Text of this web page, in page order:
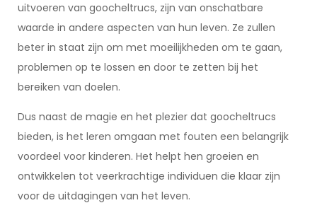
uitvoeren van goocheltrucs, zijn van onschatbare
waarde in andere aspecten van hun leven. Ze zullen
beter in staat zijn om met moeilijkheden om te gaan,
problemen op te lossen en door te zetten bij het
bereiken van doelen.
Dus naast de magie en het plezier dat goocheltrucs
bieden, is het leren omgaan met fouten een belangrijk
voordeel voor kinderen. Het helpt hen groeien en
ontwikkelen tot veerkrachtige individuen die klaar zijn
voor de uitdagingen van het leven.